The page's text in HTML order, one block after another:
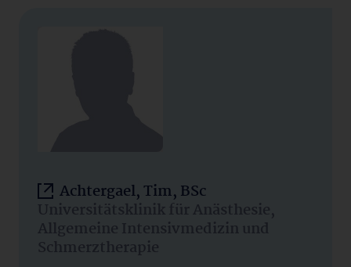
Achtergael, Tim, BSc
Universitätsklinik für Anästhesie,
Allgemeine Intensivmedizin und
Schmerztherapie